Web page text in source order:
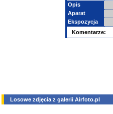
Opis
Aparat
Ekspozycja
Komentarze:
Losowe zdjęcia z galerii Airfoto.pl